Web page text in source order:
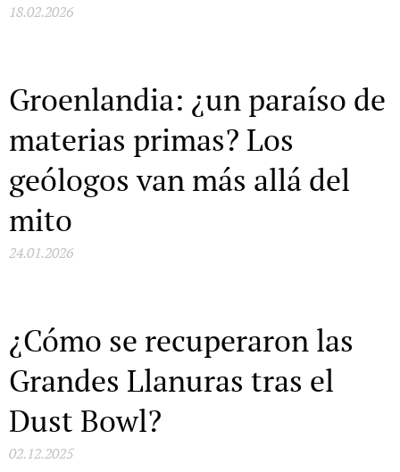
18.02.2026
Groenlandia: ¿un paraíso de
materias primas? Los
geólogos van más allá del
mito
24.01.2026
¿Cómo se recuperaron las
Grandes Llanuras tras el
Dust Bowl?
02.12.2025